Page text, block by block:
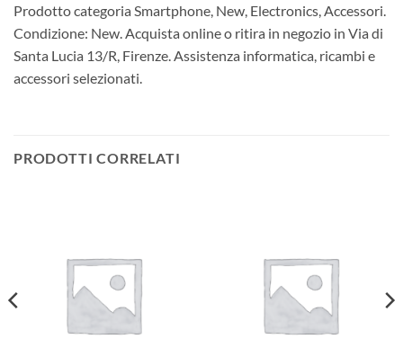
Prodotto categoria Smartphone, New, Electronics, Accessori.
Condizione: New. Acquista online o ritira in negozio in Via di
Santa Lucia 13/R, Firenze. Assistenza informatica, ricambi e
accessori selezionati.
PRODOTTI CORRELATI